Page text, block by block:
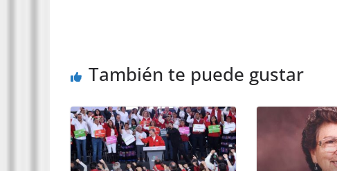
También te puede gustar